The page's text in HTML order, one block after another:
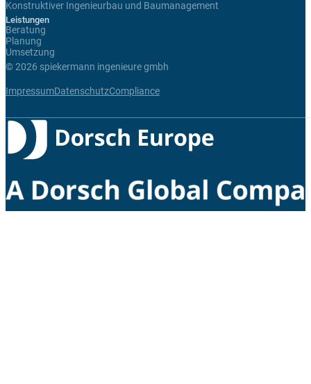
Konstruktiver Ingenieurbau und Baumanagement
Leistungen
Beratung
Planung
Umsetzung
© 2026 spiekermann ingenieure gmbh
ImpressumDatenschutzCompliance